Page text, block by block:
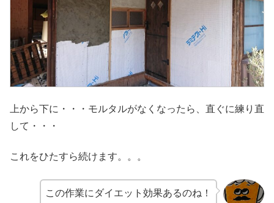
上から下に・・・モルタルがなくなったら、直ぐに練り直
して・・・
これをひたすら続けます。。。
この作業にダイエット効果あるのね！